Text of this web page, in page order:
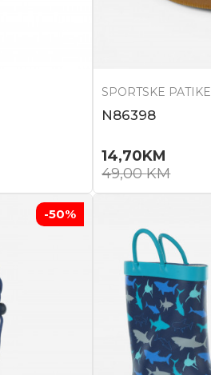
SPORTSKE PATIKE
N86398
14,70KM
49,00KM
-50%